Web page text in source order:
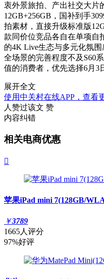
衷外景旅拍、产出社交大片
12GB+256GB，国补到手
拍素材，直接升级标准版
款同价位竞品各自在单项自
的4K Live生态与多元化氛
全场景的完善程度不及S60
值的消费者，优先选择6月3
展开全文
使用中关村在线APP，查看
人赞过该文 赞
内容纠错
相关电商优惠

苹果iPad mini 7(128GB/
￥3789
1665人评分
97%好评